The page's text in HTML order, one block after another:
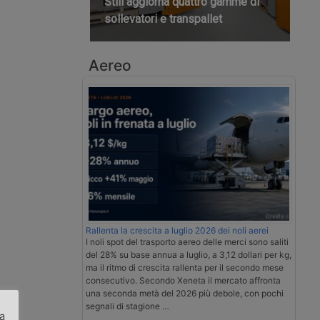
sollevatori e transpallet
Aereo
Rallenta la crescita a luglio 2026 dei noli aerei
I noli spot del trasporto aereo delle merci sono saliti
del 28% su base annua a luglio, a 3,12 dollari per kg,
ma il ritmo di crescita rallenta per il secondo mese
consecutivo. Secondo Xeneta il mercato affronta
una seconda metà del 2026 più debole, con pochi
segnali di stagione …